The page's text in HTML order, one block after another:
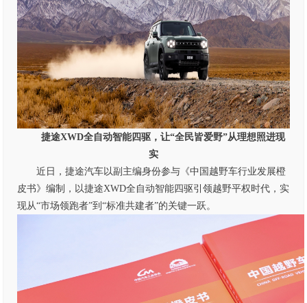
捷途XWD全自动智能四驱 ， 让“全民皆爱野”从理想照进现
实
近日，捷途汽车以副主编身份参与《中国越野车行业发展橙
皮书》编制，以捷途XWD全自动智能四驱引领越野平权时代，实
现从“市场领跑者”到“标准共建者”的关键一跃。